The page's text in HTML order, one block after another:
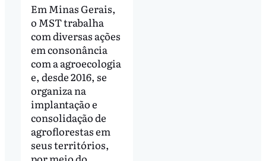
Em Minas Gerais,
o MST trabalha
com diversas ações
em consonância
com a agroecologia
e, desde 2016, se
organiza na
implantação e
consolidação de
agroflorestas em
seus territórios,